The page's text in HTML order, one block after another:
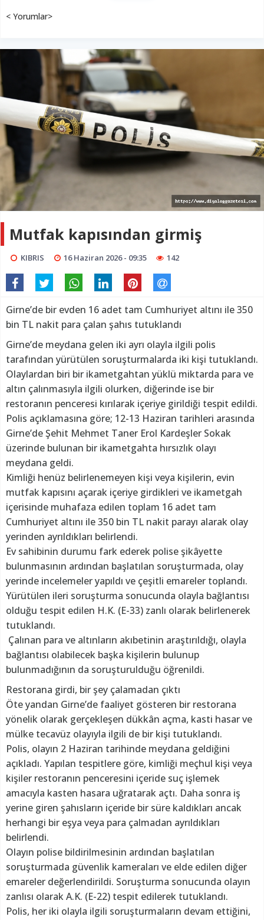
< Yorumlar>
Mutfak kapısından girmiş
KIBRIS 16 Haziran 2026 - 09:35 142
Girne’de bir evden 16 adet tam Cumhuriyet altını ile 350
bin TL nakit para çalan şahıs tutuklandı
Girne’de meydana gelen iki ayrı olayla ilgili polis
tarafından yürütülen soruşturmalarda iki kişi tutuklandı.
Olaylardan biri bir ikametgahtan yüklü miktarda para ve
altın çalınmasıyla ilgili olurken, diğerinde ise bir
restoranın penceresi kırılarak içeriye girildiği tespit edildi.
Polis açıklamasına göre; 12-13 Haziran tarihleri arasında
Girne’de Şehit Mehmet Taner Erol Kardeşler Sokak
üzerinde bulunan bir ikametgahta hırsızlık olayı
meydana geldi.
Kimliği henüz belirlenemeyen kişi veya kişilerin, evin
mutfak kapısını açarak içeriye girdikleri ve ikametgah
içerisinde muhafaza edilen toplam 16 adet tam
Cumhuriyet altını ile 350 bin TL nakit parayı alarak olay
yerinden ayrıldıkları belirlendi.
Ev sahibinin durumu fark ederek polise şikâyette
bulunmasının ardından başlatılan soruşturmada, olay
yerinde incelemeler yapıldı ve çeşitli emareler toplandı.
Yürütülen ileri soruşturma sonucunda olayla bağlantısı
olduğu tespit edilen H.K. (E-33) zanlı olarak belirlenerek
tutuklandı.
Çalınan para ve altınların akıbetinin araştırıldığı, olayla
bağlantısı olabilecek başka kişilerin bulunup
bulunmadığının da soruşturulduğu öğrenildi.
Restorana girdi, bir şey çalamadan çıktı
Öte yandan Girne’de faaliyet gösteren bir restorana
yönelik olarak gerçekleşen dükkân açma, kasti hasar ve
mülke tecavüz olayıyla ilgili de bir kişi tutuklandı.
Polis, olayın 2 Haziran tarihinde meydana geldiğini
açıkladı. Yapılan tespitlere göre, kimliği meçhul kişi veya
kişiler restoranın penceresini içeride suç işlemek
amacıyla kasten hasara uğratarak açtı. Daha sonra iş
yerine giren şahısların içeride bir süre kaldıkları ancak
herhangi bir eşya veya para çalmadan ayrıldıkları
belirlendi.
Olayın polise bildirilmesinin ardından başlatılan
soruşturmada güvenlik kameraları ve elde edilen diğer
emareler değerlendirildi. Soruşturma sonucunda olayın
zanlısı olarak A.K. (E-22) tespit edilerek tutuklandı.
Polis, her iki olayla ilgili soruşturmaların devam ettiğini,